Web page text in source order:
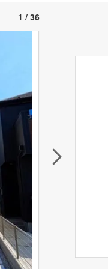
1 / 36